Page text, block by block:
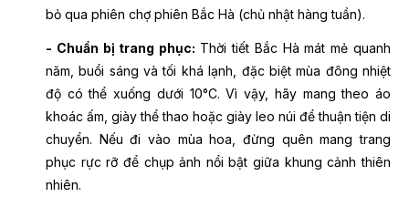
bỏ qua phiên chợ phiên Bắc Hà (chủ nhật hàng tuần).
- Chuẩn bị trang phục: Thời tiết Bắc Hà mát mẻ quanh
năm, buổi sáng và tối khá lạnh, đặc biệt mùa đông nhiệt
độ có thể xuống dưới 10°C. Vì vậy, hãy mang theo áo
khoác ấm, giày thể thao hoặc giày leo núi để thuận tiện di
chuyển. Nếu đi vào mùa hoa, đừng quên mang trang
phục rực rỡ để chụp ảnh nổi bật giữa khung cảnh thiên
nhiên.